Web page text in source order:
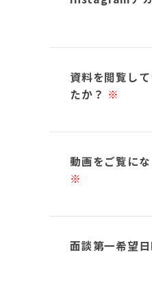
資料を閲覧し
たか？ ※
動画をご覧に
※
面談第一希望